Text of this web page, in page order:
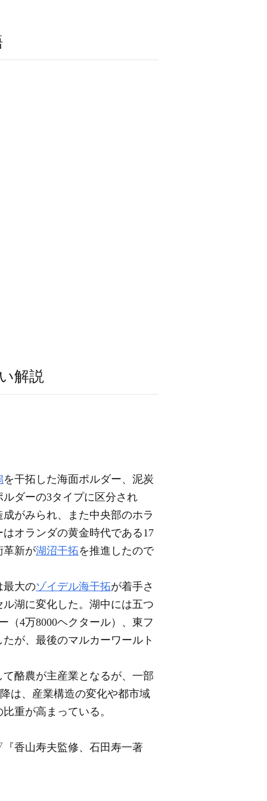
解説
を干拓した海面ポルダー、泥炭
ダーの3タイプに区分され
がみられ、また中央部のホラ
オランダの黄金時代である17
革新が湖沼干拓を推進したので
最大のゾイデル海干拓が着手さ
ル湖に変化した。湖中には五つ
（4万8000ヘクタール）、東フ
が、最後のマルカーワールト
酪農が主産業となるが、一部
は、産業構造の変化や都市域
重が高まっている。
『香山寿夫監修、石田寿一著